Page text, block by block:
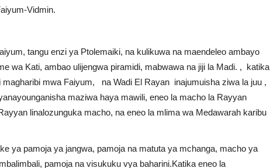
Vidmin.
tangu enzi ya Ptolemaiki, na kulikuwa na maendeleo ambayo
wa Kati, ambao ulijengwa piramidi, mabwawa na jiji la Madi. , katika
mwa Faiyum, na Wadi El Rayan inajumuisha ziwa la juu ,
maziwa haya mawili, eneo la macho la Rayyan
linalozunguka macho, na eneo la mlima wa Medawarah karibu
ya pamoja ya jangwa, pamoja na matuta ya mchanga, macho ya
pamoja na visukuku vya baharini.Katika eneo la